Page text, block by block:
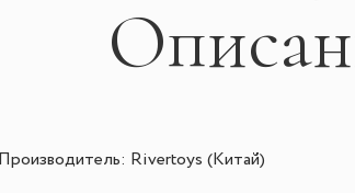
Производитель: Rivertoys (Китай)